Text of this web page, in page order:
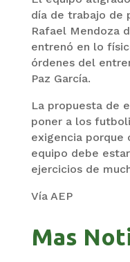
día de trabajo de
Rafael Mendoza
entrenó en lo
órdenes del
Paz García.
La propuesta de
poner a los
exigencia porque
equipo debe
ejercicios de
Vía AEP
Mas